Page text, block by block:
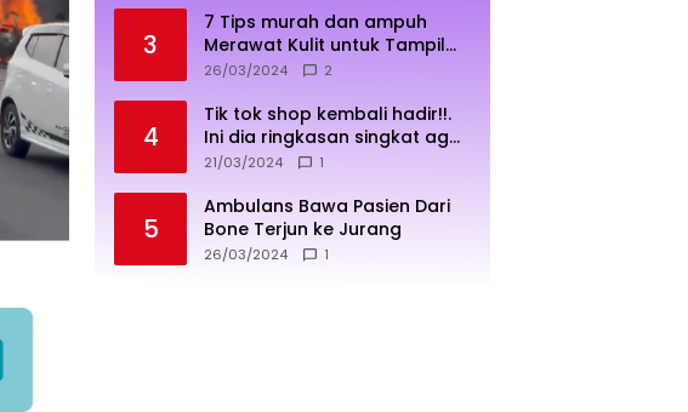
3
7 Tips murah dan ampuh
Merawat Kulit untuk Tampil
Sehat dan Cerah
26/03/2024 2
4
Tik tok shop kembali hadir!!.
Ini dia ringkasan singkat agar
penjualan lebih sukses
21/03/2024 1
5
Ambulans Bawa Pasien Dari
Bone Terjun ke Jurang
26/03/2024 1